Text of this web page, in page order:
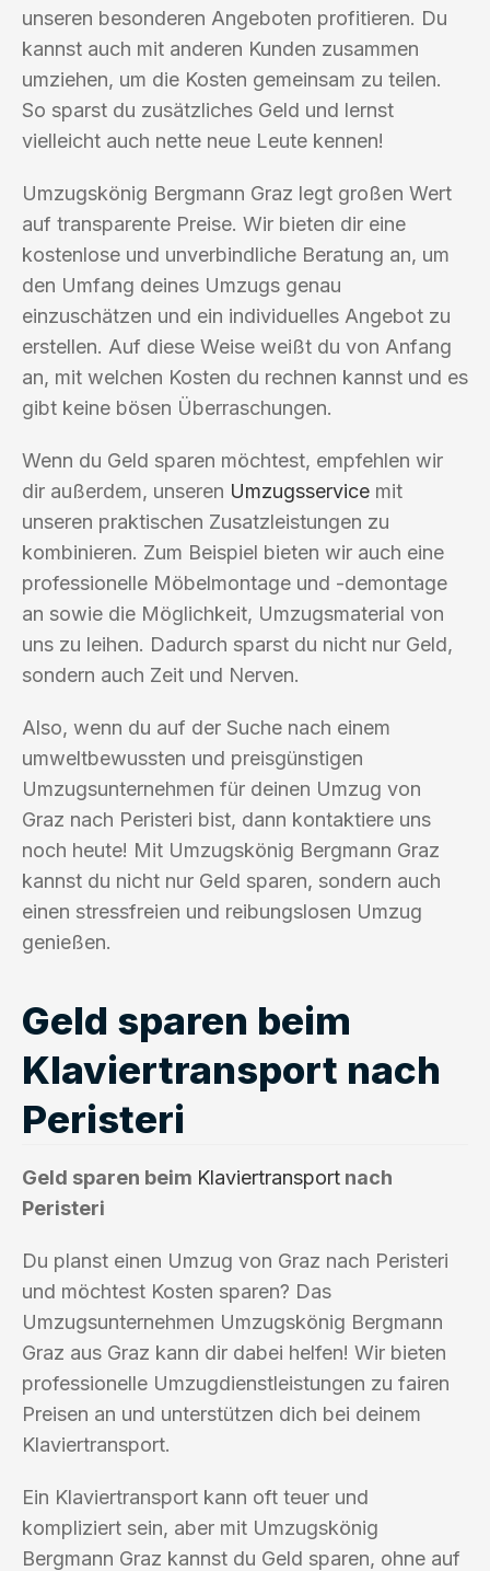
unseren besonderen Angeboten profitieren. Du
kannst auch mit anderen Kunden zusammen
umziehen, um die Kosten gemeinsam zu teilen.
So sparst du zusätzliches Geld und lernst
vielleicht auch nette neue Leute kennen!
Umzugskönig Bergmann Graz legt großen Wert
auf transparente Preise. Wir bieten dir eine
kostenlose und unverbindliche Beratung an, um
den Umfang deines Umzugs genau
einzuschätzen und ein individuelles Angebot zu
erstellen. Auf diese Weise weißt du von Anfang
an, mit welchen Kosten du rechnen kannst und es
gibt keine bösen Überraschungen.
Wenn du Geld sparen möchtest, empfehlen wir
dir außerdem, unseren Umzugsservice mit
unseren praktischen Zusatzleistungen zu
kombinieren. Zum Beispiel bieten wir auch eine
professionelle Möbelmontage und -demontage
an sowie die Möglichkeit, Umzugsmaterial von
uns zu leihen. Dadurch sparst du nicht nur Geld,
sondern auch Zeit und Nerven.
Also, wenn du auf der Suche nach einem
umweltbewussten und preisgünstigen
Umzugsunternehmen für deinen Umzug von
Graz nach Peristeri bist, dann kontaktiere uns
noch heute! Mit Umzugskönig Bergmann Graz
kannst du nicht nur Geld sparen, sondern auch
einen stressfreien und reibungslosen Umzug
genießen.
Geld sparen beim
Klaviertransport nach
Peristeri
Geld sparen beim Klaviertransport nach
Peristeri
Du planst einen Umzug von Graz nach Peristeri
und möchtest Kosten sparen? Das
Umzugsunternehmen Umzugskönig Bergmann
Graz aus Graz kann dir dabei helfen! Wir bieten
professionelle Umzugdienstleistungen zu fairen
Preisen an und unterstützen dich bei deinem
Klaviertransport.
Ein Klaviertransport kann oft teuer und
kompliziert sein, aber mit Umzugskönig
Bergmann Graz kannst du Geld sparen, ohne auf